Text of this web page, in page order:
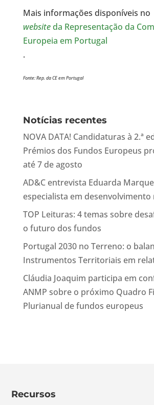
Mais informações disponíveis no
websiteda Representação da
Europeia em Portugal
.
Fonte: Rep. da CE em Portugal
Notícias recentes
NOVA DATA! Candidaturas à 2.ª
Prémios dos Fundos Europeus
até 7 de agosto
AD&C entrevista Eduarda
especialista em desenvolvimento
TOP Leituras: 4 temas sobre
o futuro dos fundos
Portugal 2030 no Terreno: o
Instrumentos Territoriais em
Cláudia Joaquim participa em
ANMP sobre o próximo Quadro
Plurianual de fundos europeus
Recursos